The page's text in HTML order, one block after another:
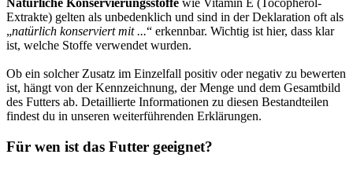
Natürliche Konservierungsstoffe wie Vitamin E (Tocopherol-
Extrakte) gelten als unbedenklich und sind in der Deklaration oft als
„natürlich konserviert mit ...“ erkennbar. Wichtig ist hier, dass klar
ist, welche Stoffe verwendet wurden.
Ob ein solcher Zusatz im Einzelfall positiv oder negativ zu bewerten
ist, hängt von der Kennzeichnung, der Menge und dem Gesamtbild
des Futters ab. Detaillierte Informationen zu diesen Bestandteilen
findest du in unseren weiterführenden Erklärungen.
Für wen ist das Futter geeignet?